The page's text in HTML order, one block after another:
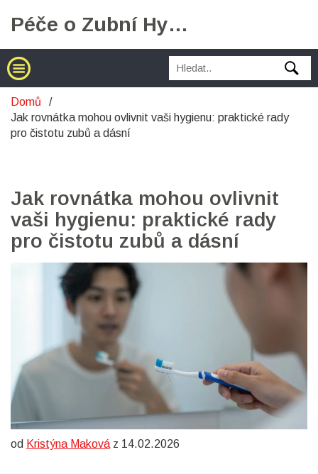
Péče o Zubní Hygienu
Domů
Jak rovnátka mohou ovlivnit vaši hygienu: praktické rady
pro čistotu zubů a dásní
Jak rovnátka mohou ovlivnit
vaši hygienu: praktické rady
pro čistotu zubů a dásní
od Kristýna Maková z 14.02.2026